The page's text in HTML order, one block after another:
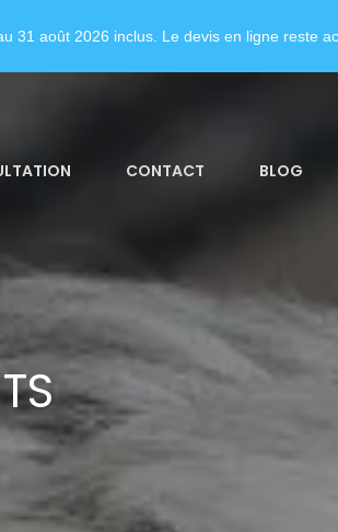
CONTACT BLOG
31 août 2026 inclus. Le devis en ligne reste